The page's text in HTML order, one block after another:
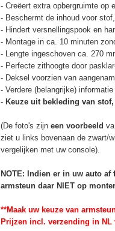
- Creëert extra opbergruimte op
- Beschermt de inhoud voor
- Hindert versnellingspook en
- Montage in ca. 10 minuten
- Lengte ingeschoven ca. 270
- Perfecte zithoogte door
- Deksel voorzien van
- Verdere (belangrijke)
- Keuze uit bekleding van
(De foto's zijn een voorbeeld
ziet u links bovenaan de zwart/
vergelijken met uw console).
NOTE: Indien er in uw auto
armsteun daar NIET op
**Maak uw keuze van
Prijzen incl. verzending in NL